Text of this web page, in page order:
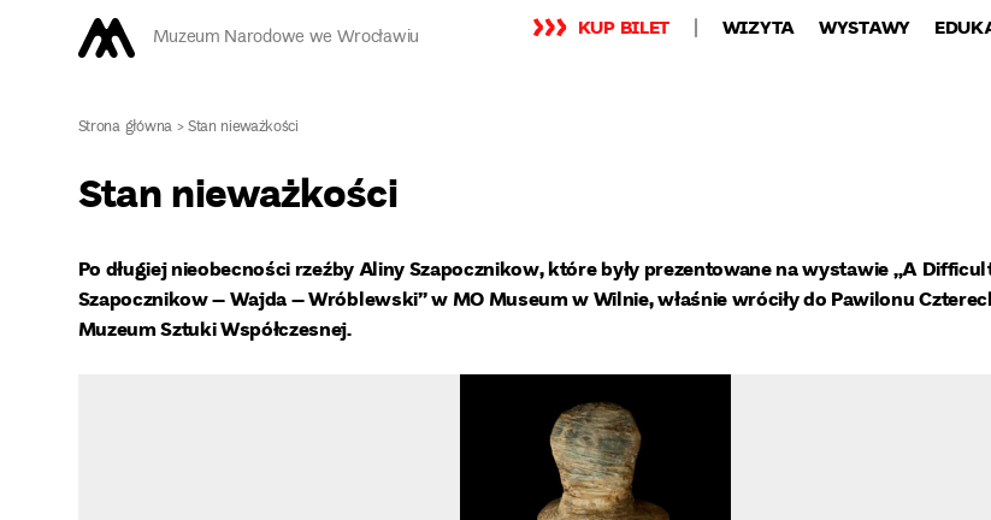
Muzeum Narodowe we Wrocławiu KUP BILET WIZYTA WYSTAWY
Strona główna>Stan nieważkości
Stan nieważkości
Po długiej nieobecności rzeźby Aliny Szapocznikow, które były prezentowane na wystawie „A
Szapocznikow – Wajda – Wróblewski” w MO Museum w Wilnie, właśnie wróciły do Pawilonu
Muzeum Sztuki Współczesnej.